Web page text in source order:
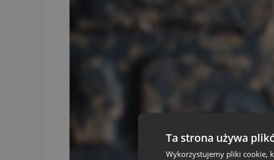
Ta strona używa
Wykorzystujemy pliki cookie,